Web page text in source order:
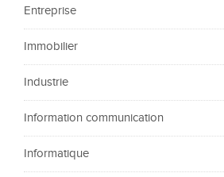
Entreprise
Immobilier
Industrie
Information communication
Informatique